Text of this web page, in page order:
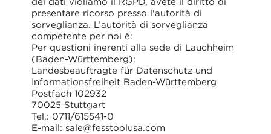
presentare ricorso presso l'autorità di
sorveglianza. L’autorità di sorveglianza
competente per noi è:
Per questioni inerenti alla sede di Lauchheim
(Baden-Württemberg):
Landesbeauftragte für Datenschutz und
Informationsfreiheit Baden-Württemberg
Postfach 102932
70025 Stuttgart
Tel.: 0711/615541-0
E-mail: sale@fesstoolusa.com